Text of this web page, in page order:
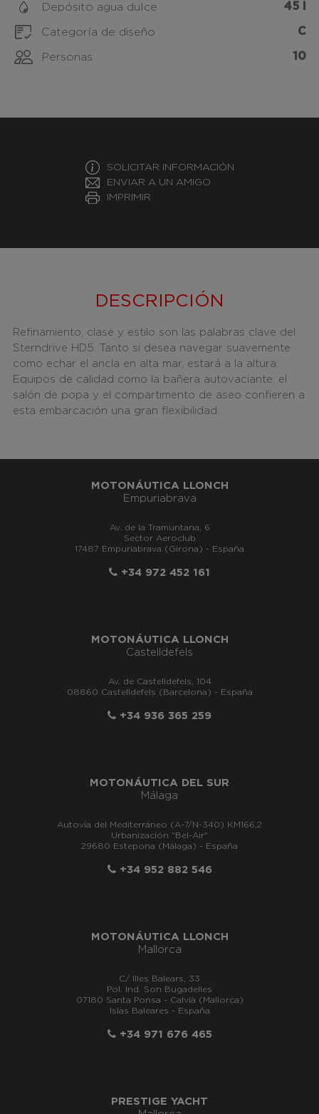
Depósito agua dulce 45 l
Categoría de diseño C
Personas 10
SOLICITAR INFORMACIÓN
ENVIAR A UN AMIGO
IMPRIMIR
DESCRIPCIÓN
Refinamiento, clase y estilo son las palabras clave del
Sterndrive HD5. Tanto si desea navegar suavemente
como echar el ancla en alta mar, estará a la altura.
Equipos de calidad como la bañera autovaciante, el
salón de popa y el compartimento de aseo confieren a
esta embarcación una gran flexibilidad.
MOTONÁUTICA LLONCH
Empuriabrava
Av. de la Tramuntana, 6
Sector Aeroclub
17487 Empuriabrava (Girona) - España
+34 972 452 161
MOTONÁUTICA LLONCH
Castelldefels
Av. de Castelldefels, 104
08860 Castelldefels (Barcelona) - España
+34 936 365 259
MOTONÁUTICA DEL SUR
Málaga
Autovía del Mediterráneo (A-7/N-340) KM166,2
Urbanización "Bel-Air"
29680 Estepona (Málaga) - España
+34 952 882 546
MOTONÁUTICA LLONCH
Mallorca
C/ Illes Balears, 33
Pol. Ind. Son Bugadelles
07180 Santa Ponsa - Calvià (Mallorca)
Islas Baleares - España
+34 971 676 465
PRESTIGE YACHT